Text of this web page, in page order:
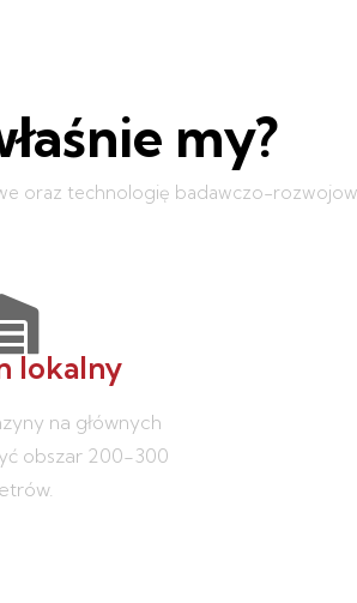
my?
oraz technologię badawczo-
lokalny
na głównych
obszar 200-300